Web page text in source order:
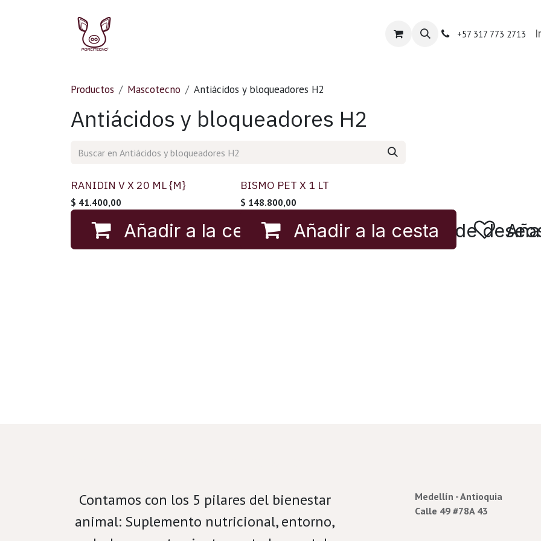
Ir al contenido
Tienda Especializada+57 317 773 2713
Productos Mascotecno Antiácidos y bloqueadores H2
Antiácidos y bloqueadores H2
RANIDIN V X 20 ML {M}
$ 41.400,00
Añadir a la cesta Añadir a lista de
BISMO PET X 1 LT
$ 148.800,00
Añadir a la cesta
Contamos con los 5 pilares del bienestar
animal: Suplemento nutricional, entorno,
Medellín - Antioquia
Calle 49 #78A 43